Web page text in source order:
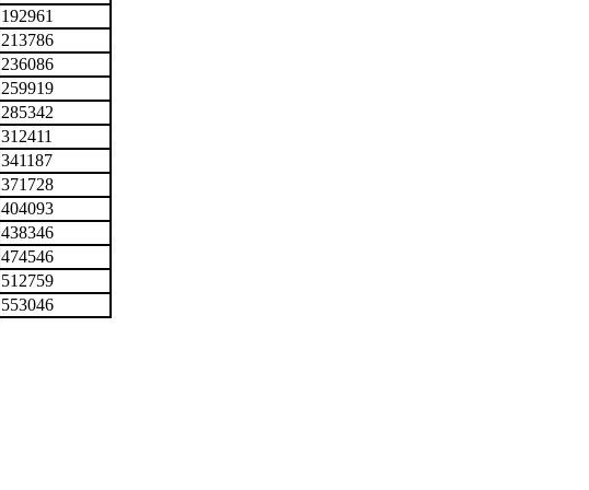
192961
213786
236086
259919
285342
312411
341187
371728
404093
438346
474546
512759
553046